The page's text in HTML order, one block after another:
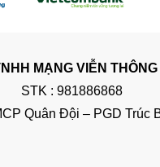
MẠNG VIỄN
STK : 981886868
Quân Đội – PGD Trúc